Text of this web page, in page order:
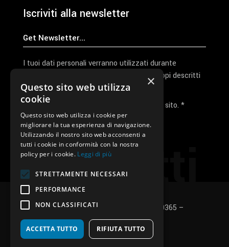
Contatti
Iscriviti alla newsletter
I tuoi dati personali verranno utilizzati durante
l'elaborazione della richiesta e per altri scopi descritti
nella nostraprivacy policy
Ho letto e accetto la privacy policy del sito. *
Invia I Dati
SUNUP S.r.l. – P.Iva e C.F.: 03496530365 –
Privacy policy –Cookies policy
×
Questo sito web utilizza
cookie
Questo sito web utilizza i cookie per
migliorare la tua esperienza di navigazione.
Utilizzando il nostro sito web acconsenti a
tutti i cookie in conformità con la nostra
policy per i cookie. Leggi di più
STRETTAMENTE NECESSARI
PERFORMANCE
NON CLASSIFICATI
ACCETTA TUTTO RIFIUTA TUTTO